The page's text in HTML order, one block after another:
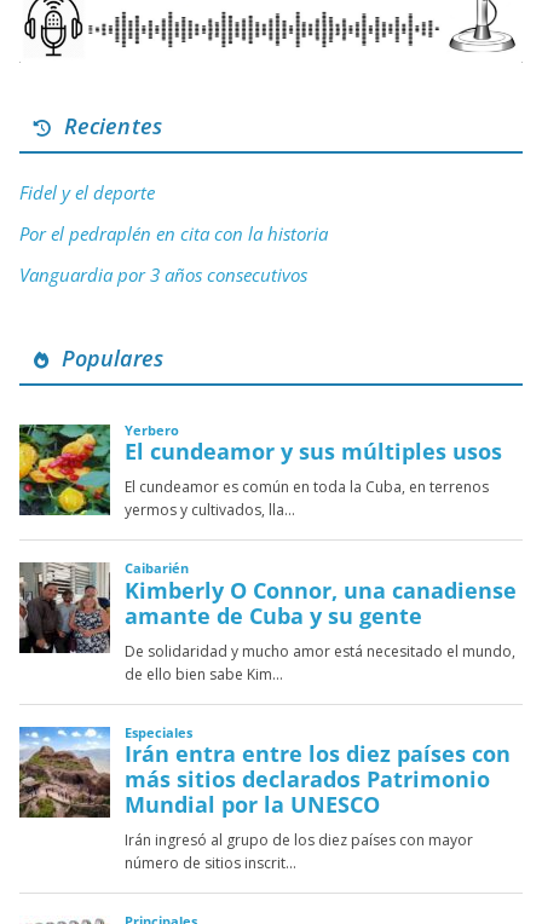
Recientes
Fidel y el deporte
Por el pedraplén en cita con la historia
Vanguardia por 3 años consecutivos
Populares